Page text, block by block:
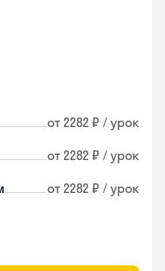
от 2282 ₽ / урок
от 2282 ₽ / урок
от 2282 ₽ / урок